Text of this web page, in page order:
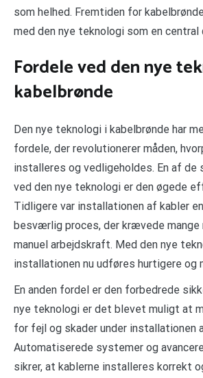
som helhed. Fremtiden for
med den nye teknologi som en central
Fordele ved den nye
kabelbrønde
Den nye teknologi i kabelbrønde har
fordele, der revolutionerer måden,
installeres og vedligeholdes. En af
ved den nye teknologi er den øgede
Tidligere var installationen af kabler
besværlig proces, der krævede mange
manuel arbejdskraft. Med den nye
installationen nu udføres hurtigere og
En anden fordel er den forbedrede
nye teknologi er det blevet muligt at
for fejl og skader under installationen
Automatiserede systemer og
sikrer, at kablerne installeres korrekt